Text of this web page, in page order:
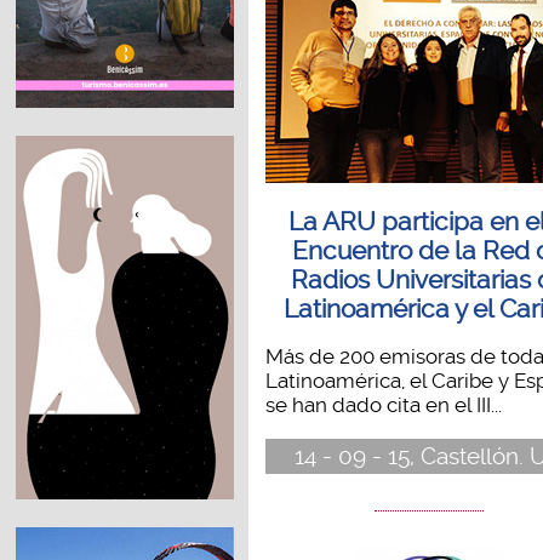
La ARU participa en
Encuentro de la Red
Radios Universitarias
Latinoamérica y el
Más de 200 emisoras de toda
Latinoamérica, el Caribe y
se han dado cita en el III...
14 - 09 - 15, Castellón.